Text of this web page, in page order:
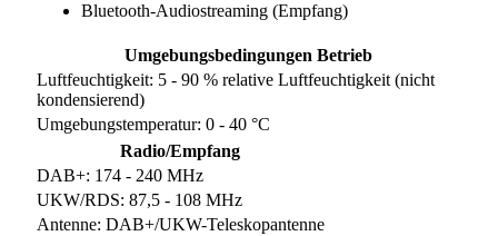
Bluetooth-Audiostreaming (Empfang)
Umgebungsbedingungen Betrieb
Luftfeuchtigkeit: 5 - 90 % relative Luftfeuchtigkeit (nicht
kondensierend)
Umgebungstemperatur: 0 - 40 °C
Radio/Empfang
DAB+: 174 - 240 MHz
UKW/RDS: 87,5 - 108 MHz
Antenne: DAB+/UKW-Teleskopantenne